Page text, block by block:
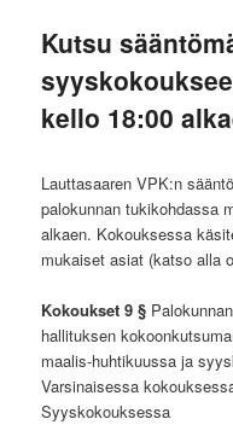
Kutsu
kello 18:00
Lauttasaaren VPK:n
palokunnan tukikohdassa
alkaen. Kokouksessa
mukaiset asiat (katso alla
Kokoukset 9 §
hallituksen
maalis-huhtikuussa ja
Varsinaisessa
Syyskokouksessa